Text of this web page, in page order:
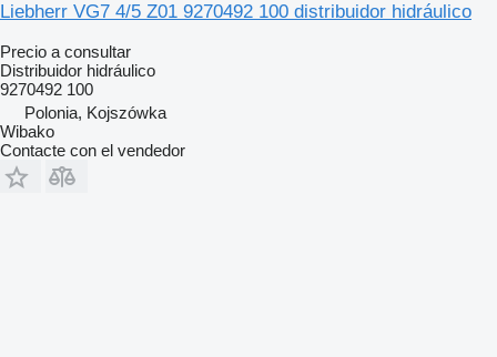
Liebherr VG7 4/5 Z01 9270492 100 distribuidor hidráulico
Precio a consultar
Distribuidor hidráulico
9270492 100
Polonia, Kojszówka
Wibako
Contacte con el vendedor